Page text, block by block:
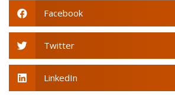
Facebook
Twitter
LinkedIn